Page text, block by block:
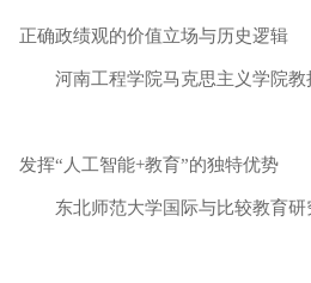
正确政绩观的价值立场与历史逻辑
河南工程学院马克思主义学院
发挥“人工智能+教育”的独特优势
东北师范大学国际与比较教育